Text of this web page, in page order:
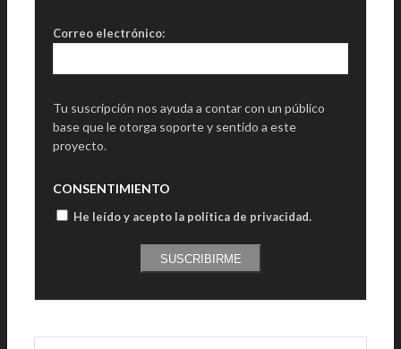
Correo electrónico:
Tu suscripción nos ayuda a contar con un público
base que le otorga soporte y sentido a este
proyecto.
CONSENTIMIENTO
He leído y acepto la política de privacidad.
SUSCRIBIRME